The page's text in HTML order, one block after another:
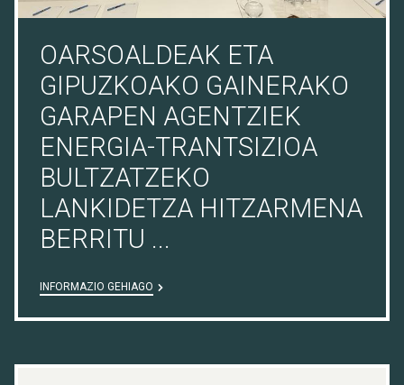
OARSOALDEAK ETA
GIPUZKOAKO GAINERAKO
GARAPEN AGENTZIEK
ENERGIA-TRANTSIZIOA
BULTZATZEKO
LANKIDETZA HITZARMENA
BERRITU ...
INFORMAZIO GEHIAGO